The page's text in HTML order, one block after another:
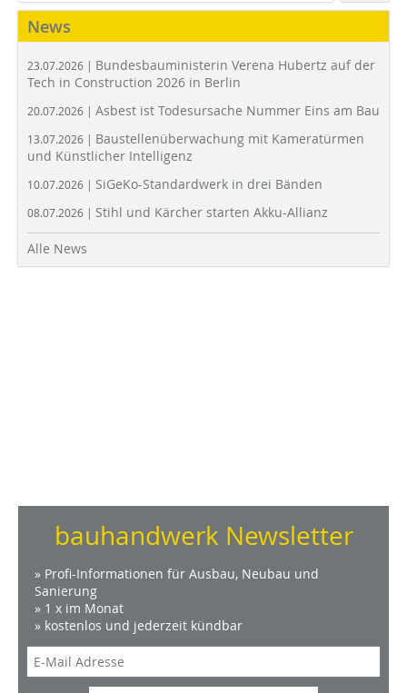
News
23.07.2026 | Bundesbauministerin Verena Hubertz auf der
Tech in Construction 2026 in Berlin
20.07.2026 | Asbest ist Todesursache Nummer Eins am Bau
13.07.2026 | Baustellenüberwachung mit Kameratürmen
und Künstlicher Intelligenz
10.07.2026 | SiGeKo-Standardwerk in drei Bänden
08.07.2026 | Stihl und Kärcher starten Akku-Allianz
Alle News
bauhandwerk Newsletter
» Profi-Informationen für Ausbau, Neubau und
Sanierung
» 1 x im Monat
» kostenlos und jederzeit kündbar